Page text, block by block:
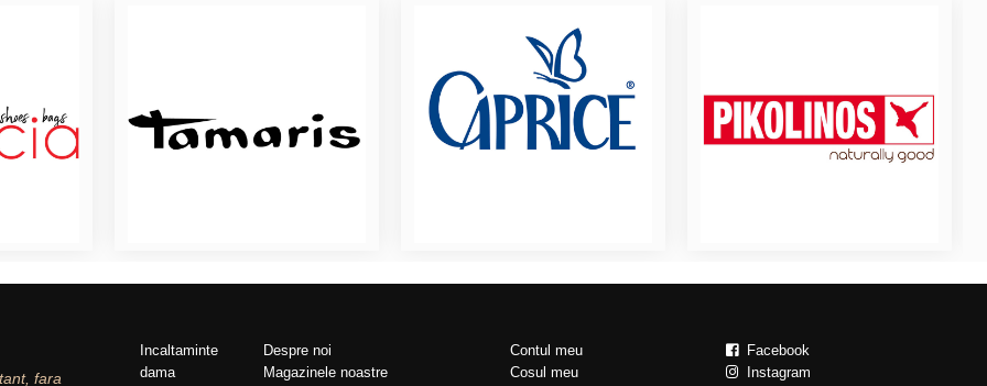
fara
Incaltaminte
dama
Despre noi
Magazinele noastre
Contul meu
Cosul meu
Facebook
Instagram